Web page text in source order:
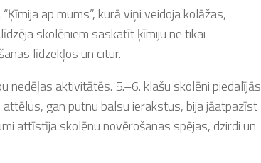
ap mums”, kurā viņi veidoja kolāžas,
skolēniem saskatīt ķīmiju ne tikai
līdzekļos un citur.
nedēļas aktivitātēs. 5.–6. klašu skolēni piedalījās
gan putnu balsu ierakstus, bija jāatpazīst
attīstīja skolēnu novērošanas spējas, dzirdi un